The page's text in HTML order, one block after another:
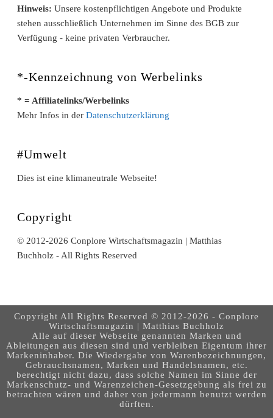
Hinweis: Unsere kostenpflichtigen Angebote und Produkte
stehen ausschließlich Unternehmen im Sinne des BGB zur
Verfügung - keine privaten Verbraucher.
*-Kennzeichnung von Werbelinks
* = Affiliatelinks/Werbelinks
Mehr Infos in derDatenschutzerklärung
#Umwelt
Dies ist eine klimaneutrale Webseite!
Copyright
© 2012-2026 Conplore Wirtschaftsmagazin | Matthias
Buchholz - All Rights Reserved
Copyright All Rights Reserved © 2012-2026 - Conplore
Wirtschaftsmagazin | Matthias Buchholz
Alle auf dieser Webseite genannten Marken und
Ableitungen aus diesen sind und verbleiben Eigentum ihrer
Markeninhaber. Die Wiedergabe von Warenbezeichnungen,
Gebrauchsnamen, Marken und Handelsnamen, etc.
berechtigt nicht dazu, dass solche Namen im Sinne der
Markenschutz- und Warenzeichen-Gesetzgebung als frei zu
betrachten wären und daher von jedermann benutzt werden
dürften.